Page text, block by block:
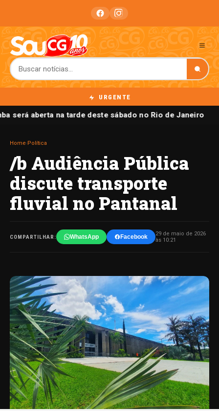
URGENTE
será aberta na tarde deste sábado no Rio de Janeiro
Home Política
/b Audiência Pública
discute transporte
fluvial no Pantanal
COMPARTILHAR: WhatsApp Facebook
29 de maio de 2026
às 10:21